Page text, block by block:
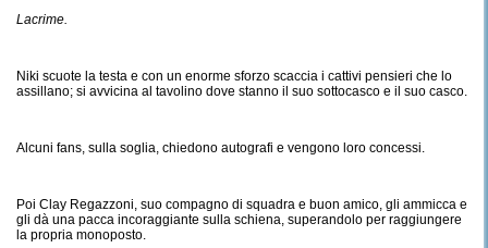
Lacrime.
Niki scuote la testa e con un enorme sforzo scaccia i cattivi pensieri che lo
assillano; si avvicina al tavolino dove stanno il suo sottocasco e il suo casco.
Alcuni fans, sulla soglia, chiedono autografi e vengono loro concessi.
Poi Clay Regazzoni, suo compagno di squadra e buon amico, gli ammicca e
gli dà una pacca incoraggiante sulla schiena, superandolo per raggiungere
la propria monoposto.